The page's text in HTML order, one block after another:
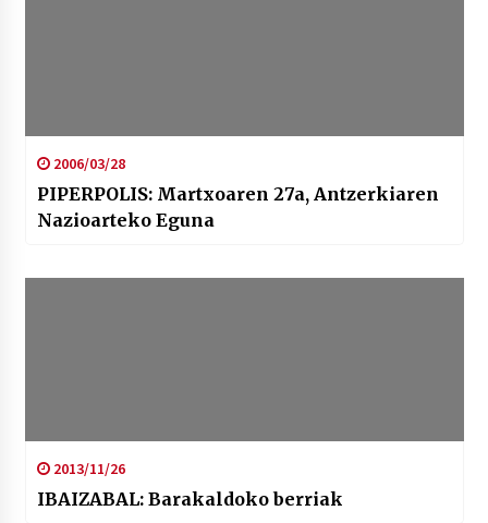
2006/03/28
PIPERPOLIS: Martxoaren 27a, Antzerkiaren
Nazioarteko Eguna
2013/11/26
IBAIZABAL: Barakaldoko berriak